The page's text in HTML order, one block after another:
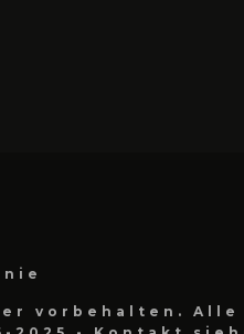
vorbehalten. Alle